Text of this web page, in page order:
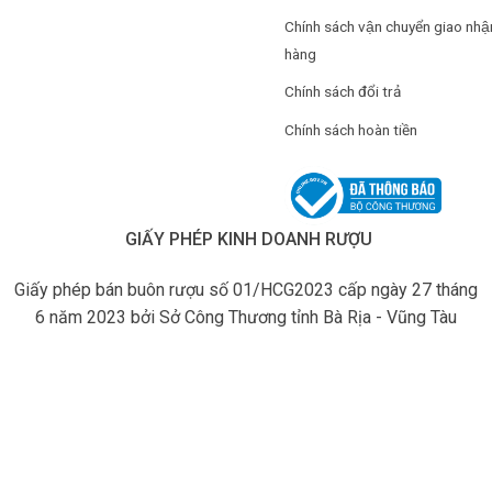
Chính sách vận chuyển giao
hàng
Chính sách đổi trả
Chính sách hoàn tiền
GIẤY PHÉP KINH DOANH RƯỢU
Giấy phép bán buôn rượu số 01/HCG2023 cấp ngày 27 tháng
6 năm 2023 bởi Sở Công Thương tỉnh Bà Rịa - Vũng Tàu